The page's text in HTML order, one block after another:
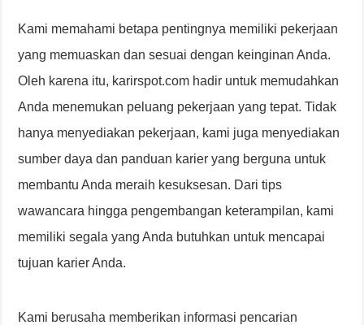
Kami memahami betapa pentingnya memiliki pekerjaan
yang memuaskan dan sesuai dengan keinginan Anda.
Oleh karena itu, karirspot.com hadir untuk memudahkan
Anda menemukan peluang pekerjaan yang tepat. Tidak
hanya menyediakan pekerjaan, kami juga menyediakan
sumber daya dan panduan karier yang berguna untuk
membantu Anda meraih kesuksesan. Dari tips
wawancara hingga pengembangan keterampilan, kami
memiliki segala yang Anda butuhkan untuk mencapai
tujuan karier Anda.
Kami berusaha memberikan informasi pencarian